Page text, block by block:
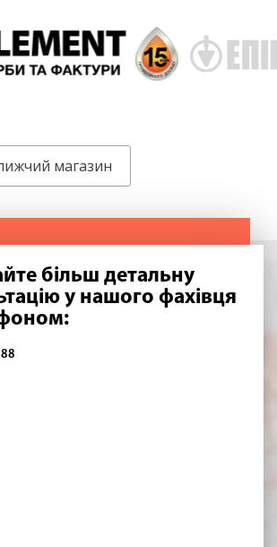
магазин
більш детальну
у нашого фахівця